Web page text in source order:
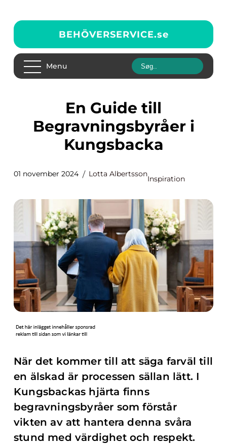
BEHÖVERSERVICE.se
Menu
En Guide till
Begravningsbyråer i
Kungsbacka
01 november 2024 Lotta Albertsson
Inspiration
När det kommer till att säga farväl till
en älskad är processen sällan lätt. I
Kungsbackas hjärta finns
begravningsbyråer som förstår
vikten av att hantera denna svåra
stund med värdighet och respekt.